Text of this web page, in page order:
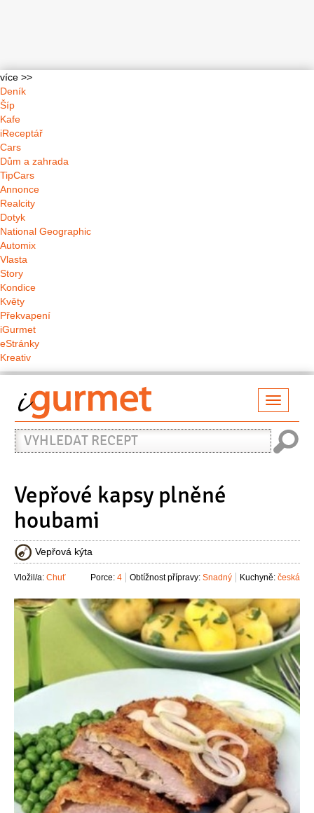
více >>
Deník
Šíp
Kafe
iReceptář
Cars
Dům a zahrada
TipCars
Annonce
Realcity
Dotyk
National Geographic
Automix
Vlasta
Story
Kondice
Květy
Překvapení
iGurmet
eStránky
Kreativ
Vyhledat
recept
Vepřové kapsy plněné
houbami
Vepřová kýta
Vložil/a: Chuť Kuchyně: česká
Obtížnost přípravy: Snadný
Porce: 4